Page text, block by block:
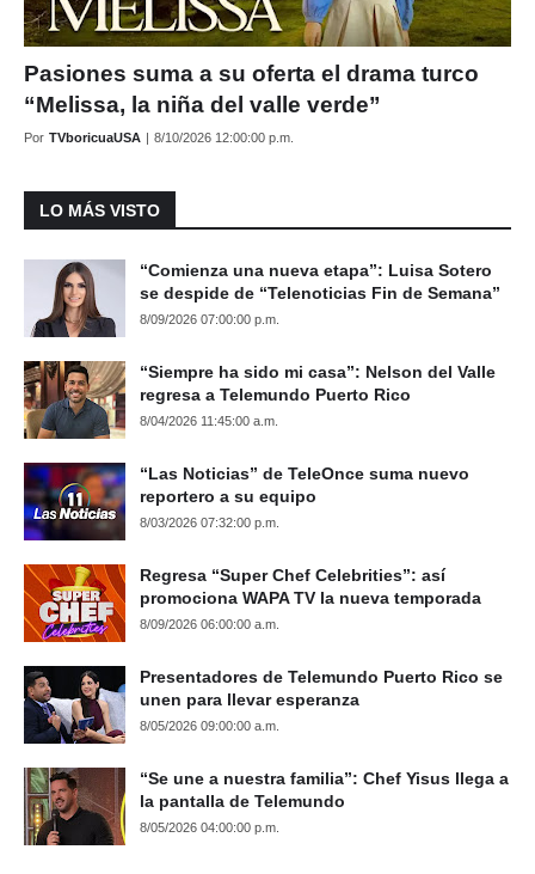
Pasiones suma a su oferta el drama turco
“Melissa, la niña del valle verde”
Por TVboricuaUSA | 8/10/2026 12:00:00 p.m.
LO MÁS VISTO
“Comienza una nueva etapa”: Luisa Sotero
se despide de “Telenoticias Fin de Semana”
8/09/2026 07:00:00 p.m.
“Siempre ha sido mi casa”: Nelson del Valle
regresa a Telemundo Puerto Rico
8/04/2026 11:45:00 a.m.
“Las Noticias” de TeleOnce suma nuevo
reportero a su equipo
8/03/2026 07:32:00 p.m.
Regresa “Super Chef Celebrities”: así
promociona WAPA TV la nueva temporada
8/09/2026 06:00:00 a.m.
Presentadores de Telemundo Puerto Rico se
unen para llevar esperanza
8/05/2026 09:00:00 a.m.
“Se une a nuestra familia”: Chef Yisus llega a
la pantalla de Telemundo
8/05/2026 04:00:00 p.m.